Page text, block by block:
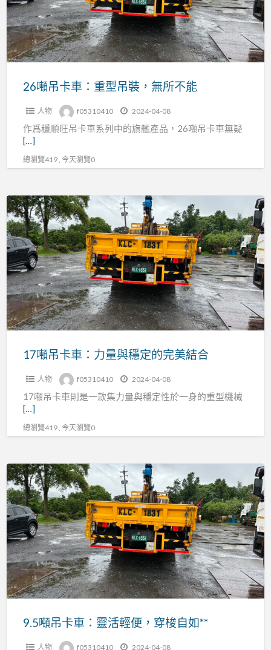
重
型
吊
裝，
26噸吊卡車：重型吊裝，無所不能
人物 f05310410 2024-04-08
作爲穩順旺吊卡車系列中的旗艦產品，26噸吊卡車無疑
[…]
總瀏覽419 , 今天瀏覽0
17
噸
吊
卡
車：
力
量
與
穩
17噸吊卡車：力量與穩定的完美結合
人物 f05310410 2024-04-08
17噸吊卡車則是一款集力量與穩定性於一身的重型機械
[…]
總瀏覽419 , 今天瀏覽0
9.5
噸
吊
卡
車：
靈
活
輕
便，
9.5噸吊卡車：靈活輕便，穿梭自如**
人物 f05310410 2024-04-08